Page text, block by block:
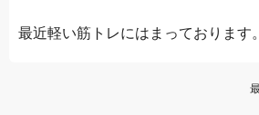
最近軽い筋トレにはまっております。